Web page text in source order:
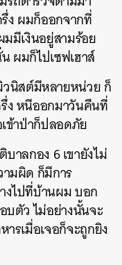
ง ผมก็ออกจากที่
มมีเงินอยู่สามร้อย
ผมก็ไปเซฟเฮาส์
วนิสต์มีหลายหน่วย ก็
ง หนีออกมาวันคืนที่
ข้าป่าก็ปลอดภัย
าลกอง 6 เขายังไม่
ามผิด ก็มีการ
งไปที่บ้านผม บอก
ตัว ไม่อย่างนั้นจะ
ารเมื่อเจอก็จะถูกยิง